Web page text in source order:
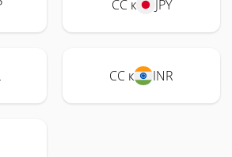
CC к JPY
CC к INR